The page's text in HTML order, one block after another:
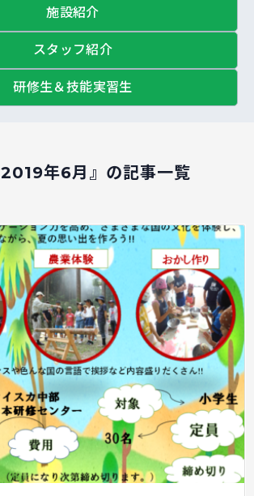
施設紹介
スタッフ紹介
研修生＆技能実習生
2019年6月 』の記事一覧